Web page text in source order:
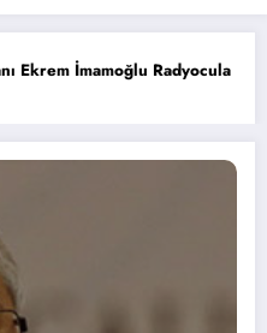
İstanbul’da Radyo Cızırtısı